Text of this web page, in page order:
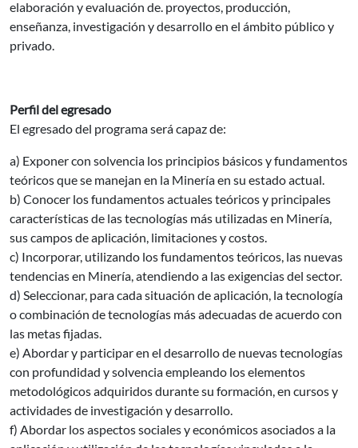
elaboración y evaluación de. proyectos, producción,
enseñanza, investigación y desarrollo en el ámbito público y
privado.
Perfil del egresado
El egresado del programa será capaz de:
a) Exponer con solvencia los principios básicos y fundamentos
teóricos que se manejan en la Minería en su estado actual.
b) Conocer los fundamentos actuales teóricos y principales
características de las tecnologías más utilizadas en Minería,
sus campos de aplicación, limitaciones y costos.
c) Incorporar, utilizando los fundamentos teóricos, las nuevas
tendencias en Minería, atendiendo a las exigencias del sector.
d) Seleccionar, para cada situación de aplicación, la tecnología
o combinación de tecnologías más adecuadas de acuerdo con
las metas fijadas.
e) Abordar y participar en el desarrollo de nuevas tecnologías
con profundidad y solvencia empleando los elementos
metodológicos adquiridos durante su formación, en cursos y
actividades de investigación y desarrollo.
f) Abordar los aspectos sociales y económicos asociados a la